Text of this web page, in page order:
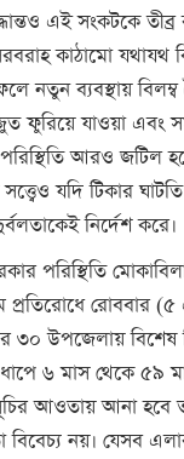
এই সংকটকে তীব্র
কাঠামো যথাযথ
নতুন ব্যবস্থায়
ফুরিয়ে যাওয়া এবং
পরিস্থিতি আরও জটিল
যদি টিকার
নির্দেশ করে।
পরিস্থিতি
প্রতিরোধে রোববার
৩০ উপজেলায় বিশেষ
৬ মাস থেকে ৫৯
আওতায় আনা হবে
বিবেচ্য নয়। যেসব